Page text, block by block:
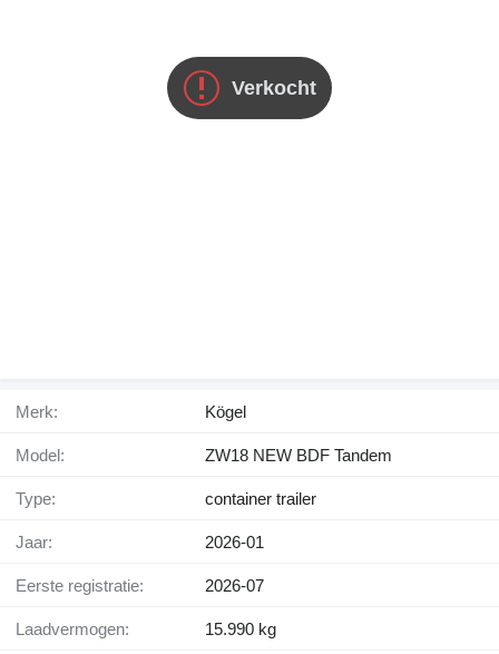
Verkocht
Merk: Kögel
Model: ZW18 NEW BDF Tandem
Type: container trailer
Jaar: 2026-01
Eerste registratie: 2026-07
Laadvermogen: 15.990 kg